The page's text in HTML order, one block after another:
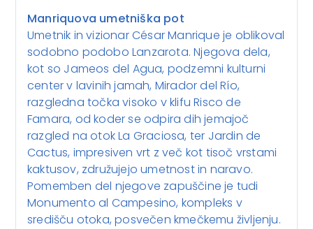
Manriquova umetniška pot
Umetnik in vizionar César Manrique je oblikoval
sodobno podobo Lanzarota. Njegova dela,
kot so Jameos del Agua, podzemni kulturni
center v lavinih jamah, Mirador del Río,
razgledna točka visoko v klifu Risco de
Famara, od koder se odpira dih jemajoč
razgled na otok La Graciosa, ter Jardin de
Cactus, impresiven vrt z več kot tisoč vrstami
kaktusov, združujejo umetnost in naravo.
Pomemben del njegove zapuščine je tudi
Monumento al Campesino, kompleks v
središču otoka, posvečen kmečkemu življenju.